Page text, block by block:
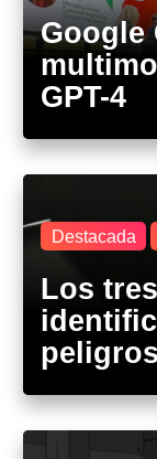
Google
GPT-4
Destacada
Los